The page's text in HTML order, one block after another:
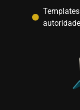
autoridade